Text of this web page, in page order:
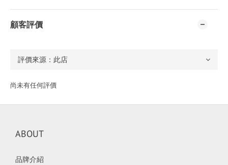
顧客評價
尚未有任何評價
ABOUT
品牌介紹